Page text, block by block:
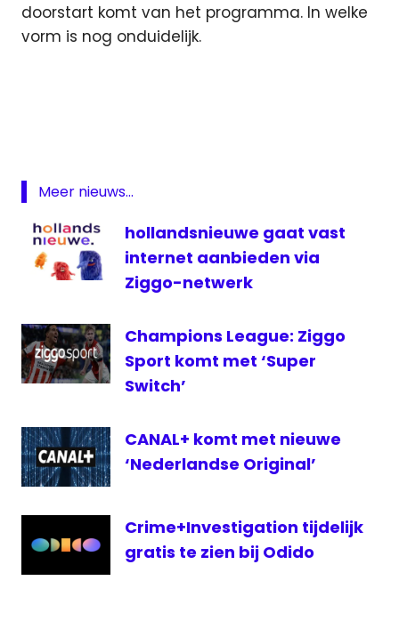
doorstart komt van het programma. In welke
vorm is nog onduidelijk.
televisie
Meer nieuws...
hollandsnieuwe gaat vast
internet aanbieden via
Ziggo-netwerk
Champions League: Ziggo
Sport komt met ‘Super
Switch’
CANAL+ komt met nieuwe
‘Nederlandse Original’
Crime+Investigation tijdelijk
gratis te zien bij Odido